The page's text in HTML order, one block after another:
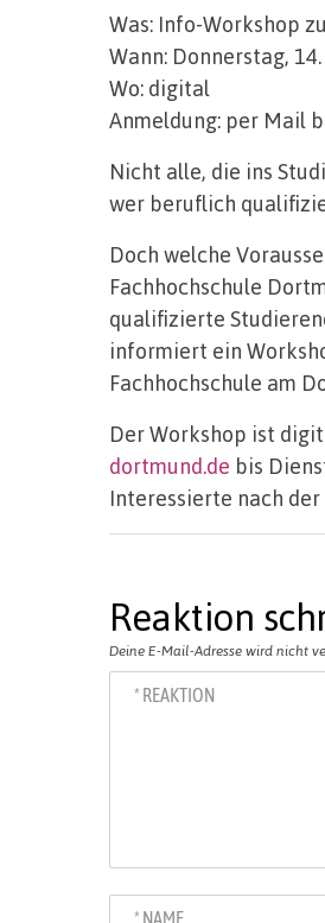
Was: Info-Workshop
Wann: Donnerstag,
Wo: digital
Anmeldung: per Mail
Nicht alle, die ins
wer beruflich
Doch welche
Fachhochschule
qualifizierte
informiert ein
Fachhochschule am
Der Workshop ist
dortmund.de bis
Interessierte nach der
Reaktion
Deine E-Mail-Adresse wird nicht